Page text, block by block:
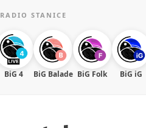
RADIO STANICE
BiG 4 BiG Balade BiG Folk BiG iG